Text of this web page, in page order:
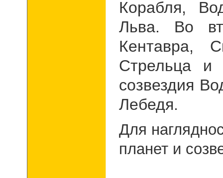
Корабля,
Льва. Во
Кентавра,
Стрельца
созвездия
Лебедя.
Для
планет и